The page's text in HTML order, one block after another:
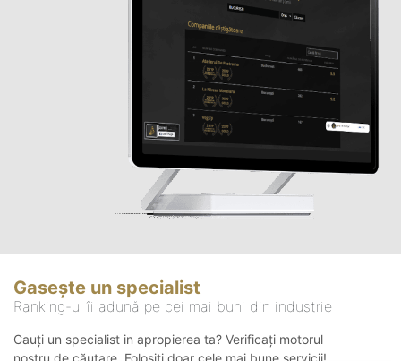
Gasește un specialist
Ranking-ul îi adună pe cei mai buni din industrie
Cauți un specialist in apropierea ta? Verificați motorul
nostru de căutare. Folosiți doar cele mai bune servicii!